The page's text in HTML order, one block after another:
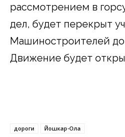
рассмотрением в
дел, будет перекрыт
Машиностроителей
Движение будет
дороги Йошкар-Ола